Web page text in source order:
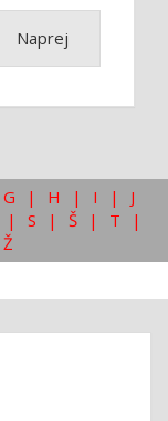
Naprej
G | H | I |
J
| S | Š | T
|
Ž